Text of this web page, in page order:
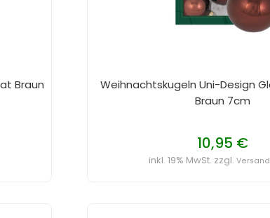
Braun
Weihnachtskugeln Uni-Design
Braun 7cm
10,95 €
inkl. 19% MwSt. zzgl.